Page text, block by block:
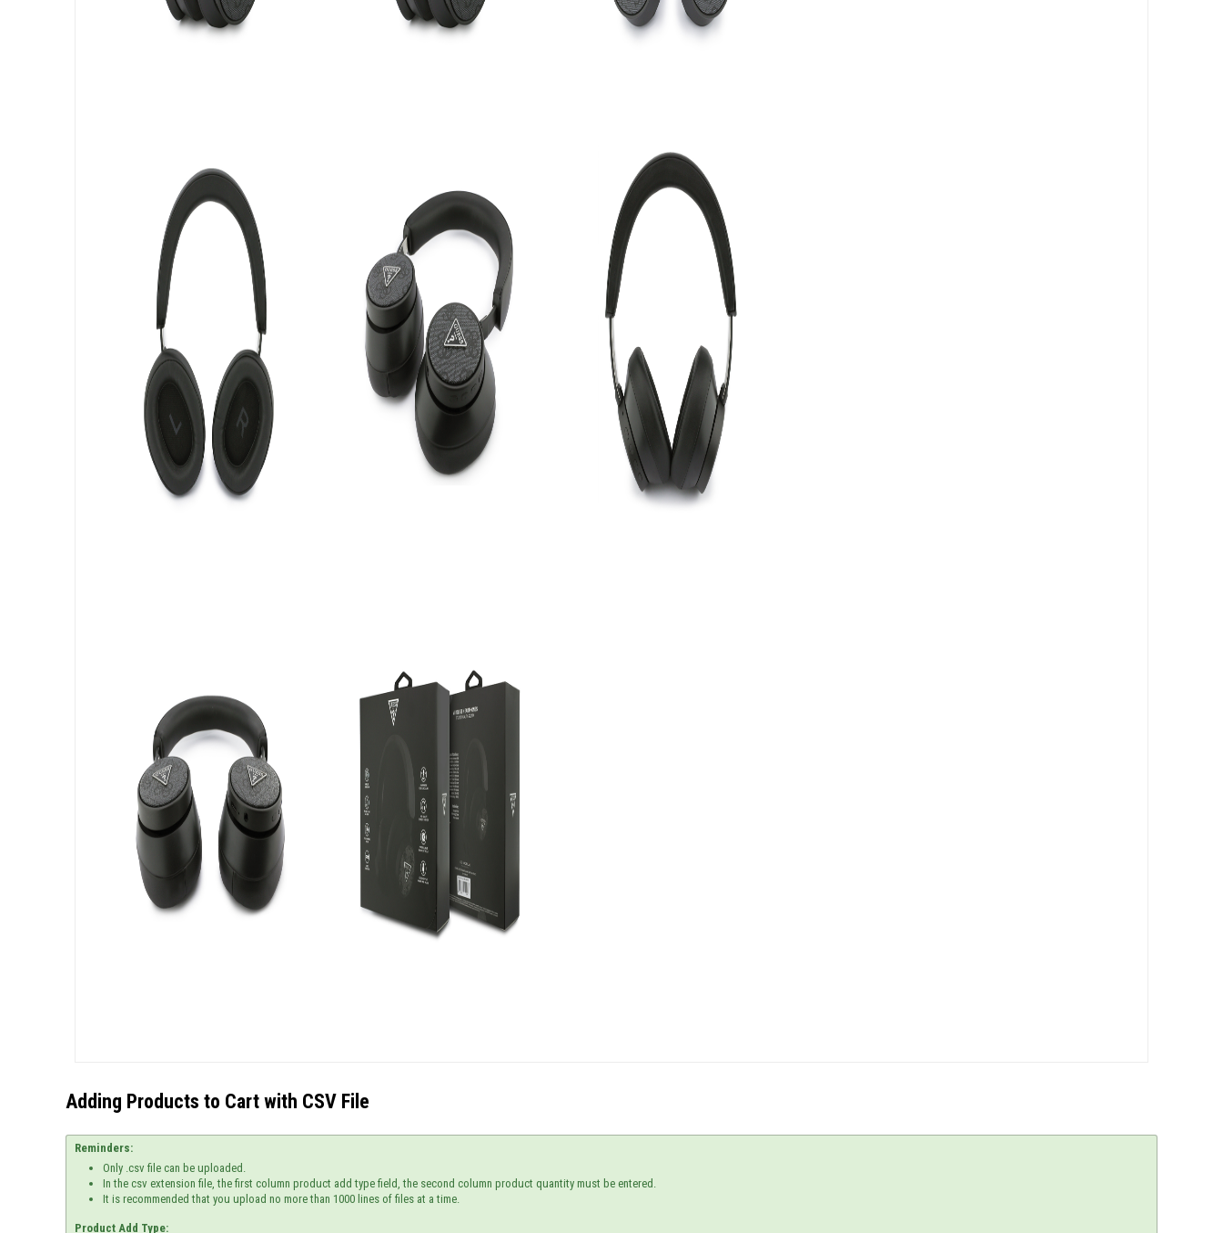
Adding Products to Cart with CSV File
Reminders:
Only .csv file can be uploaded.
In the csv extension file, the first column product add type field, the second column product quantity must be entered.
It is recommended that you upload no more than 1000 lines of files at a time.
Product Add Type: